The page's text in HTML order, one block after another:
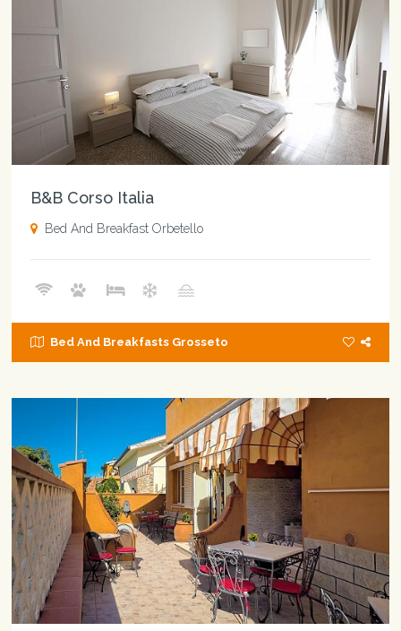
B&B Corso Italia
Bed And Breakfast Orbetello
Bed And Breakfasts Grosseto